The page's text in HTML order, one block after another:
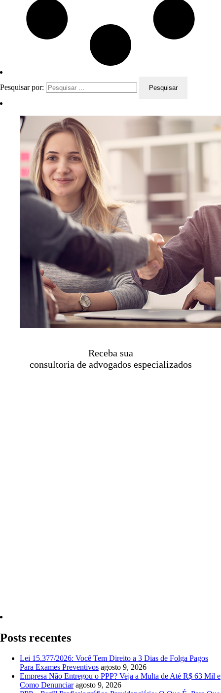
Pesquisar por:
Receba sua
consultoria de advogados especializados
Posts recentes
Lei 15.377/2026: Você Tem Direito a 3 Dias de Folga Pagos
Para Exames Preventivos agosto 9, 2026
Empresa Não Entregou o PPP? Veja a Multa de Até R$ 63 Mil e
Como Denunciar agosto 9, 2026